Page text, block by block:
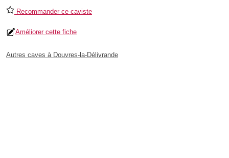
Recommander ce caviste
Améliorer cette fiche
Autres caves à Douvres-la-Délivrande